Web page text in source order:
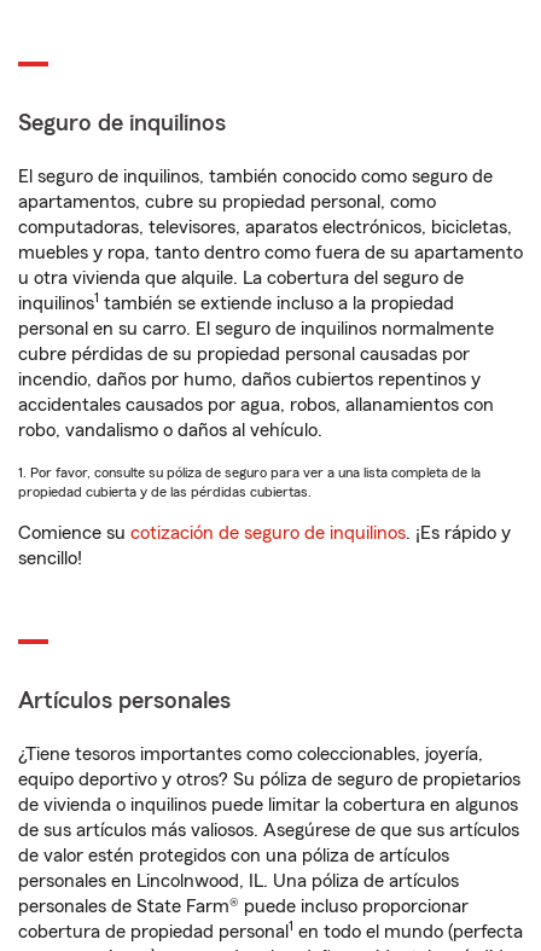
Seguro de inquilinos
El seguro de inquilinos, también conocido como seguro de
apartamentos, cubre su propiedad personal, como
computadoras, televisores, aparatos electrónicos, bicicletas,
muebles y ropa, tanto dentro como fuera de su apartamento
u otra vivienda que alquile. La cobertura del seguro de
inquilinos1 también se extiende incluso a la propiedad
personal en su carro. El seguro de inquilinos normalmente
cubre pérdidas de su propiedad personal causadas por
incendio, daños por humo, daños cubiertos repentinos y
accidentales causados por agua, robos, allanamientos con
robo, vandalismo o daños al vehículo.
1. Por favor, consulte su póliza de seguro para ver a una lista completa de la
propiedad cubierta y de las pérdidas cubiertas.
Comience su cotización de seguro de inquilinos. ¡Es rápido y
sencillo!
Artículos personales
¿Tiene tesoros importantes como coleccionables, joyería,
equipo deportivo y otros? Su póliza de seguro de propietarios
de vivienda o inquilinos puede limitar la cobertura en algunos
de sus artículos más valiosos. Asegúrese de que sus artículos
de valor estén protegidos con una póliza de artículos
personales en Lincolnwood, IL. Una póliza de artículos
personales de State Farm® puede incluso proporcionar
cobertura de propiedad personal 1 en todo el mundo (perfecta